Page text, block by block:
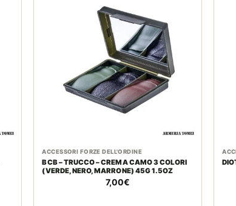
ACCESSORI FORZE DELL'ORDINE
BCB – TRUCCO – CREMA CAMO 3 COLORI
(VERDE, NERO, MARRONE) 45G 1.5OZ
7,00€